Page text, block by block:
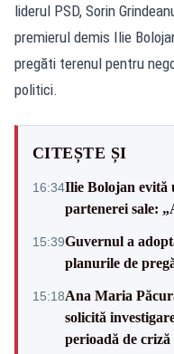
liderul PSD, Sorin
premierul demis Ilie
pregăti terenul pentru
politici.
CITEȘTE ȘI
16:34Ilie Bolojan evită
partenerei sale:
15:39Guvernul a
planurile de
15:18Ana Maria
solicită
perioadă de criză